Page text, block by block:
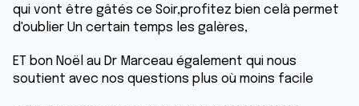
qui vont être gâtés ce Soir,profitez bien celà permet
d'oublier Un certain temps les galères,
ET bon Noël au Dr Marceau également qui nous
soutient avec nos questions plus où moins facile